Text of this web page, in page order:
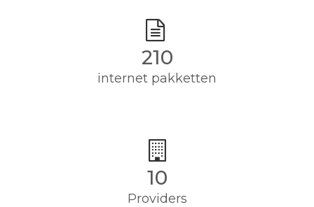
210
internet pakketten
10
Providers